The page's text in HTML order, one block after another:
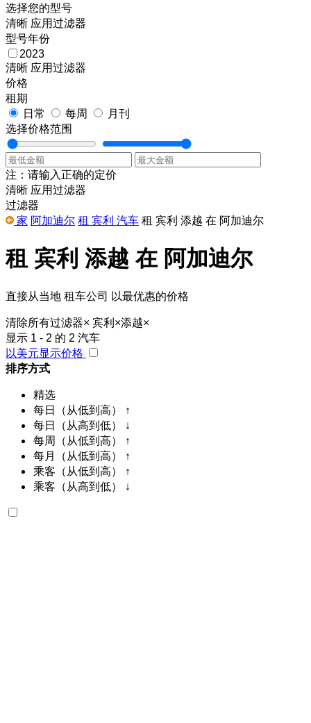
选择您的型号
清晰 应用过滤器
型号年份
2023
清晰 应用过滤器
价格
租期
日常
每周
月刊
选择价格范围
注：请输入正确的定价
清晰 应用过滤器
过滤器
家 阿加迪尔 租 宾利 汽车 租 宾利 添越 在 阿加迪尔
租 宾利 添越 在 阿加迪尔
直接从当地 租车公司 以最优惠的价格
清除所有过滤器× 宾利×添越×
显示 1 - 2 的 2 汽车
以美元显示价格
排序方式
精选
每日（从低到高） ↑
每日（从高到低） ↓
每周（从低到高） ↑
每月（从低到高） ↑
乘客（从低到高） ↑
乘客（从高到低） ↓